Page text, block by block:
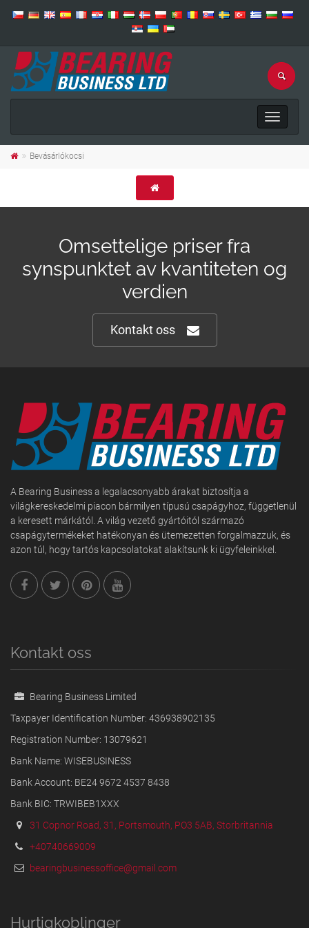
Toggle
Bevásárlókocsi
Omsettelige priser fra
synspunktet av kvantiteten og
verdien
Kontakt oss
A Bearing Business a legalacsonyabb árakat biztosítja a
világkereskedelmi piacon bármilyen típusú csapágyhoz, függetlenül
a keresett márkától. A világ vezető gyártóitól származó
csapágytermékeket hatékonyan és ütemezetten forgalmazzuk, és
azon túl, hogy tartós kapcsolatokat alakítsunk ki ügyfeleinkkel.
Kontakt oss
Bearing Business Limited
Taxpayer Identification Number: 436938902135
Registration Number: 13079621
Bank Name: WISEBUSINESS
Bank Account: BE24 9672 4537 8438
Bank BIC: TRWIBEB1XXX
31 Copnor Road, 31, Portsmouth, PO3 5AB, Storbritannia
+40740669009
bearingbusinessoffice@gmail.com
Hurtigkoblinger